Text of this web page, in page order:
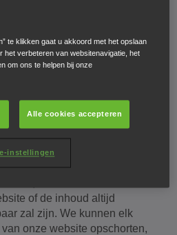
de hoogte te blijven van
deze voor u bindend
dat onze website
of de inhoud altijd
zal zijn. We kunnen elk
onze website opschorten,
te klikken gaat u akkoord met het opslaan
het verbeteren van websitenavigatie, het
om ons te helpen bij onze
Alle cookies accepteren
instellingen